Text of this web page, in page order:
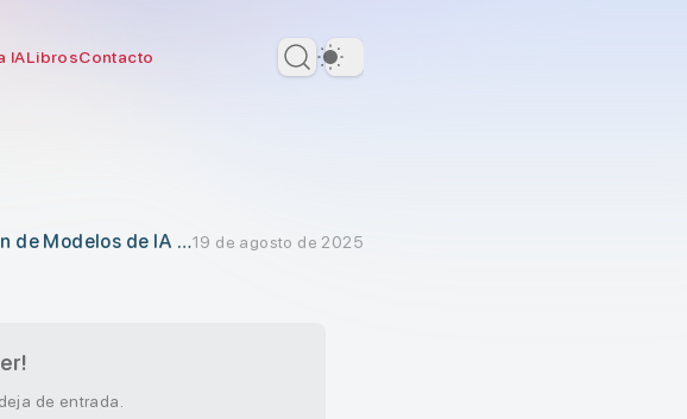
IALibrosContacto
Dark Theme
19 de agosto de 2025
de Modelos de IA a
de entrada.